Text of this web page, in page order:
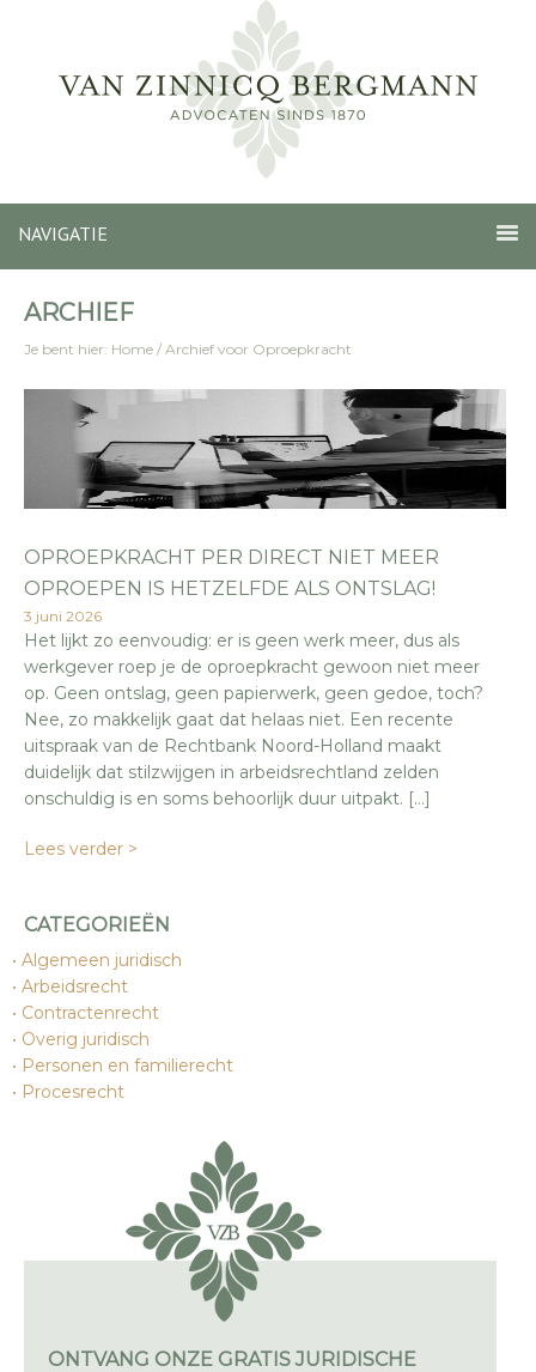
NAVIGATIE
ARCHIEF
Je bent hier: Home / Archief voor Oproepkracht
OPROEPKRACHT PER DIRECT NIET MEER
OPROEPEN IS HETZELFDE ALS ONTSLAG!
3 juni 2026
Het lijkt zo eenvoudig: er is geen werk meer, dus als
werkgever roep je de oproepkracht gewoon niet meer
op. Geen ontslag, geen papierwerk, geen gedoe, toch?
Nee, zo makkelijk gaat dat helaas niet. Een recente
uitspraak van de Rechtbank Noord-Holland maakt
duidelijk dat stilzwijgen in arbeidsrechtland zelden
onschuldig is en soms behoorlijk duur uitpakt. […]
Lees verder >
CATEGORIEËN
Algemeen juridisch
Arbeidsrecht
Contractenrecht
Overig juridisch
Personen en familierecht
Procesrecht
ONTVANG ONZE GRATIS JURIDISCHE